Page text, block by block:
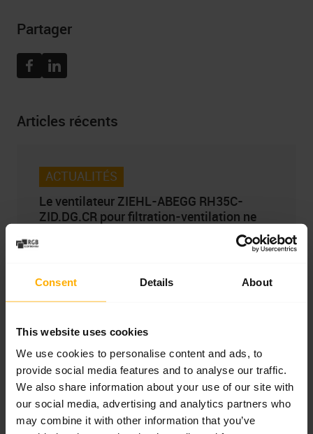
Consent Details About
This website uses cookies
We use cookies to personalise content and ads, to
provide social media features and to analyse our traffic.
We also share information about your use of our site with
our social media, advertising and analytics partners who
may combine it with other information that you’ve
Partager
FacebookLinkedin
Articles récents
ACTUALITÉS
Le ventilateur ZIEHL-ABEGG RH35C-
ZID.DG.CR pour filtration-ventilation ne
fonctionne pas. Symptômes de panne et
Découvrez les symptômes de panne les
plus fréquents, la signification des codes
LED et la méthode de diagnostic, et
apprenez quand il est avantageux de
réparer, reconditionner ou remplacer